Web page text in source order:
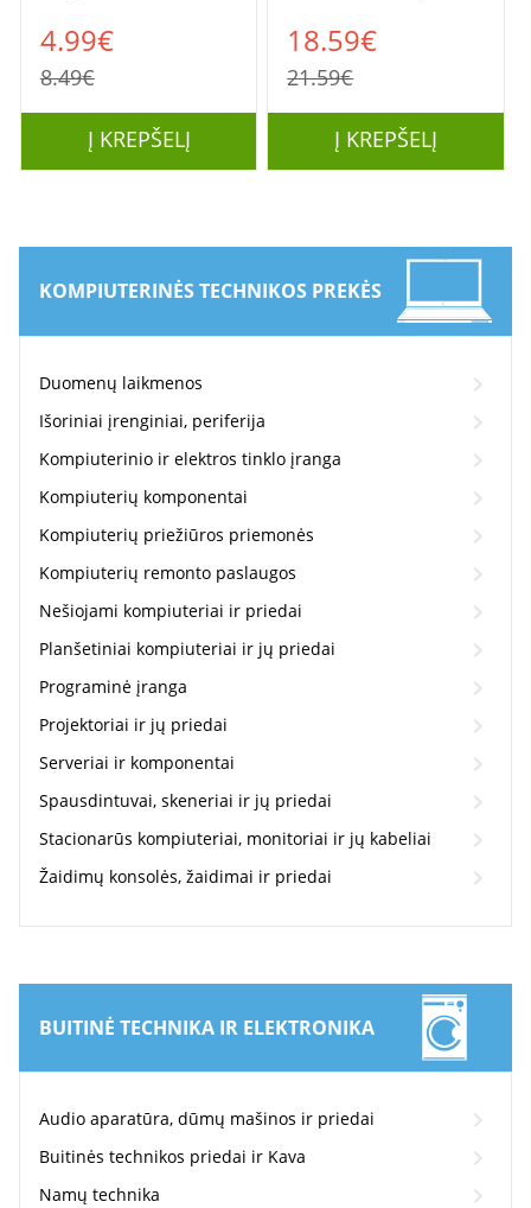
18.59€
21.59€
Į KREPŠELĮ
11.39€
14.08€
Į KREPŠELĮ
KOMPIUTERINĖS TECHNIKOS PREKĖS
Duomenų laikmenos
Išoriniai įrenginiai, periferija
Kompiuterinio ir elektros tinklo įranga
Kompiuterių komponentai
Kompiuterių priežiūros priemonės
Kompiuterių remonto paslaugos
Nešiojami kompiuteriai ir priedai
Planšetiniai kompiuteriai ir jų priedai
Programinė įranga
Projektoriai ir jų priedai
Serveriai ir komponentai
Spausdintuvai, skeneriai ir jų priedai
Stacionarūs kompiuteriai, monitoriai ir jų kabeliai
Žaidimų konsolės, žaidimai ir priedai
BUITINĖ TECHNIKA IR ELEKTRONIKA
Audio aparatūra, dūmų mašinos ir priedai
Buitinės technikos priedai ir Kava
Namų technika